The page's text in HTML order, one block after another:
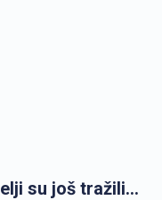
su još tražili...